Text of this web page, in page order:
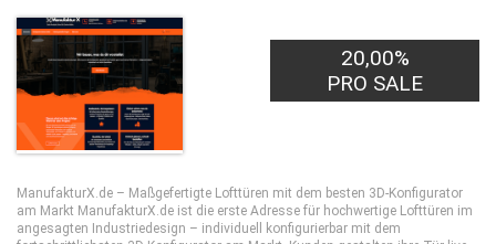
20,00%
PRO SALE
ManufakturX.de – Maßgefertigte Lofttüren mit dem besten 3D-Konfigurator
am Markt ManufakturX.de ist die erste Adresse für hochwertige Lofttüren im
angesagten Industriedesign – individuell konfigurierbar mit dem